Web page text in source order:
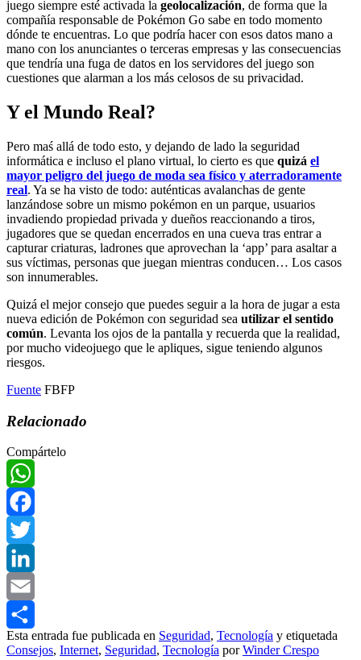
juego siempre esté activada la geolocalización, de forma que la
compañía responsable de Pokémon Go sabe en todo momento
dónde te encuentras. Lo que podría hacer con esos datos mano a
mano con los anunciantes o terceras empresas y las consecuencias
que tendría una fuga de datos en los servidores del juego son
cuestiones que alarman a los más celosos de su privacidad.
Y el Mundo Real?
Pero maś allá de todo esto, y dejando de lado la seguridad
informática e incluso el plano virtual, lo cierto es que quizá el
mayor peligro del juego de moda sea físico y aterradoramente
real. Ya se ha visto de todo: auténticas avalanchas de gente
lanzándose sobre un mismo pokémon en un parque, usuarios
invadiendo propiedad privada y dueños reaccionando a tiros,
jugadores que se quedan encerrados en una cueva tras entrar a
capturar criaturas, ladrones que aprovechan la ‘app’ para asaltar a
sus víctimas, personas que juegan mientras conducen… Los casos
son innumerables.
Quizá el mejor consejo que puedes seguir a la hora de jugar a esta
nueva edición de Pokémon con seguridad sea utilizar el sentido
común. Levanta los ojos de la pantalla y recuerda que la realidad,
por mucho videojuego que le apliques, sigue teniendo algunos
riesgos.
Fuente FBFP
Relacionado
Compártelo
WhatsApp
Facebook
Twitter
LinkedIn
Email
Compartir
Esta entrada fue publicada en Seguridad, Tecnología y etiquetada
Consejos, Internet, Seguridad, Tecnología porWinder Crespo